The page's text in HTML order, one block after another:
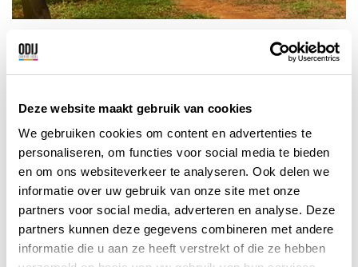
Deze website maakt gebruik van cookies
We gebruiken cookies om content en advertenties te
personaliseren, om functies voor social media te bieden
en om ons websiteverkeer te analyseren. Ook delen we
informatie over uw gebruik van onze site met onze
partners voor social media, adverteren en analyse. Deze
partners kunnen deze gegevens combineren met andere
informatie die u aan ze heeft verstrekt of die ze hebben